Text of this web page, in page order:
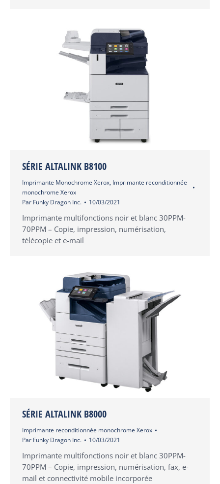
SÉRIE ALTALINK B8100
Imprimante Monochrome Xerox, Imprimante reconditionnée
monochrome Xerox
Par Funky Dragon Inc. 10/03/2021
Imprimante multifonctions noir et blanc 30PPM-
70PPM – Copie, impression, numérisation,
télécopie et e-mail
SÉRIE ALTALINK B8000
Imprimante reconditionnée monochrome Xerox
Par Funky Dragon Inc. 10/03/2021
Imprimante multifonctions noir et blanc 30PPM-
70PPM – Copie, impression, numérisation, fax, e-
mail et connectivité mobile incorporée